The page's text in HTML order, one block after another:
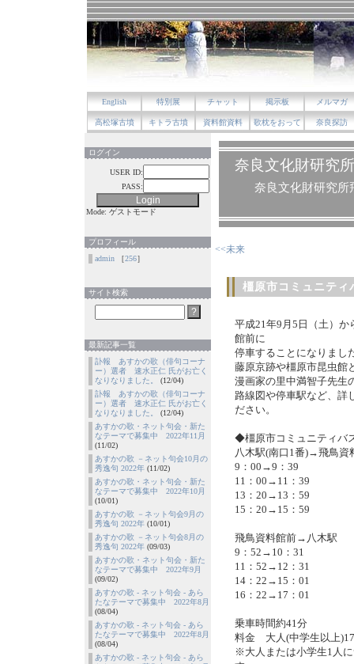
English 特別展 チャット 掲示板 メルマガ
高松塚古墳 キトラ古墳 資料館資料 歌枕をおって 奈良探訪
ログイン
USER ID:
PASS:
Mode: ゲストモード
プロフィール
admin ［256］
サイト検索
最新記事一覧
訃報 あすかの歌（俳句コーナ
ー）選者 速水正仁 氏がお亡く
なりなりました。
(12/04)
訃報 あすかの歌（俳句コーナ
ー）選者 速水正仁 氏がお亡く
なりなりました。
(12/04)
あすかの歌・ネット句会・新た
なテーマで募集中 2022年11月
(11/02)
あすかの歌 －ネット句会10月の
秀逸句 2022年 (11/02)
あすかの歌・ネット句会・新た
なテーマで募集中 2022年10月
(10/01)
あすかの歌 －ネット句会9月の
秀逸句 2022年 (10/01)
あすかの歌 －ネット句会8月の
秀逸句 2022年 (09/03)
あすかの歌・ネット句会・新た
なテーマで募集中 2022年9月
(09/02)
あすかの歌 - ネット句会 - あら
たなテーマで募集中 2022年8月
(08/04)
あすかの歌 - ネット句会 - あら
たなテーマで募集中 2022年8月
(08/04)
あすかの歌 - ネット句会 - あら
奈良文化財研究
奈良文化財研究所
<<未来
橿原市コミュニティ
平成21年9月5日（土）
館前に
停車することになりまし
藤原京跡や橿原市昆虫館
漫画家の里中満智子先生
路線図や停車駅など、詳
ださい。
◆橿原市コミュニティバ
八木駅(南口1番)→飛鳥資
9：00→9：39
11：00→11：39
13：20→13：59
15：20→15：59
飛鳥資料館前→八木駅
9：52→10：31
11：52→12：31
14：22→15：01
16：22→17：01
乗車時間約41分
料金 大人(中学生以上
※大人または小学生1人